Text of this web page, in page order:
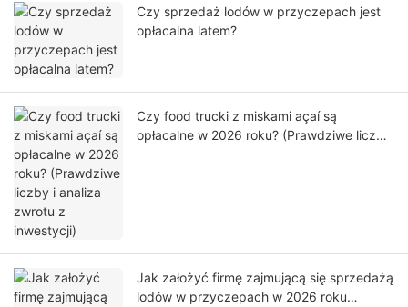
Czy sprzedaż lodów w przyczepach jest
opłacalna latem?
Czy food trucki z miskami açaí są
opłacalne w 2026 roku? (Prawdziwe liczby
Jak założyć firmę zajmującą się sprzedażą
lodów w przyczepach w 2026 roku